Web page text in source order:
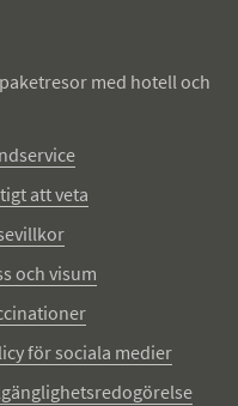
med hotell och
att veta
och visum
för sociala medier